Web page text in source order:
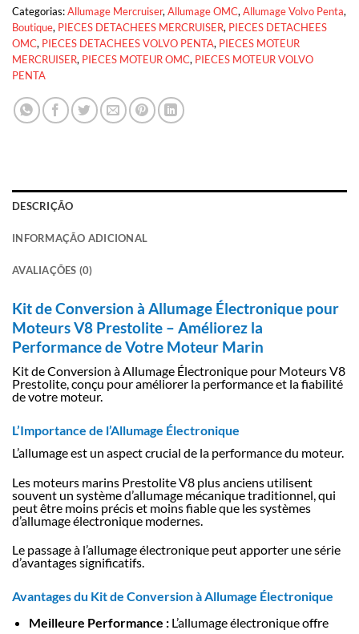
Categorias:Allumage Mercruiser, Allumage OMC, Allumage Volvo Penta,
Boutique, PIECES DETACHEES MERCRUISER, PIECES DETACHEES
OMC, PIECES DETACHEES VOLVO PENTA, PIECES MOTEUR
MERCRUISER, PIECES MOTEUR OMC, PIECES MOTEUR VOLVO
PENTA
DESCRIÇÃO
INFORMAÇÃO ADICIONAL
AVALIAÇÕES (0)
Kit de Conversion à Allumage Électronique pour
Moteurs V8 Prestolite – Améliorez la
Performance de Votre Moteur Marin
Kit de Conversion à Allumage Électronique pour Moteurs V8
Prestolite, conçu pour améliorer la performance et la fiabilité
de votre moteur.
L’Importance de l’Allumage Électronique
L’allumage est un aspect crucial de la performance du moteur.
Les moteurs marins Prestolite V8 plus anciens utilisent
souvent un système d’allumage mécanique traditionnel, qui
peut être moins précis et moins fiable que les systèmes
d’allumage électronique modernes.
Le passage à l’allumage électronique peut apporter une série
d’avantages significatifs.
Avantages du Kit de Conversion à Allumage Électronique
Meilleure Performance :L’allumage électronique offre